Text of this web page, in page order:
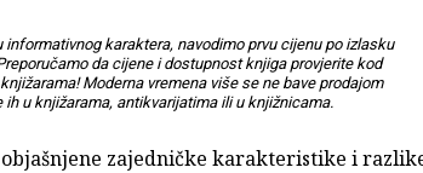
informativnog karaktera, navodimo prvu cijenu po izlasku
da cijene i dostupnost knjiga provjerite kod
Moderna vremena više se ne bave prodajom
ih u knjižarama, antikvarijatima ili u knjižnicama.
zajedničke karakteristike i